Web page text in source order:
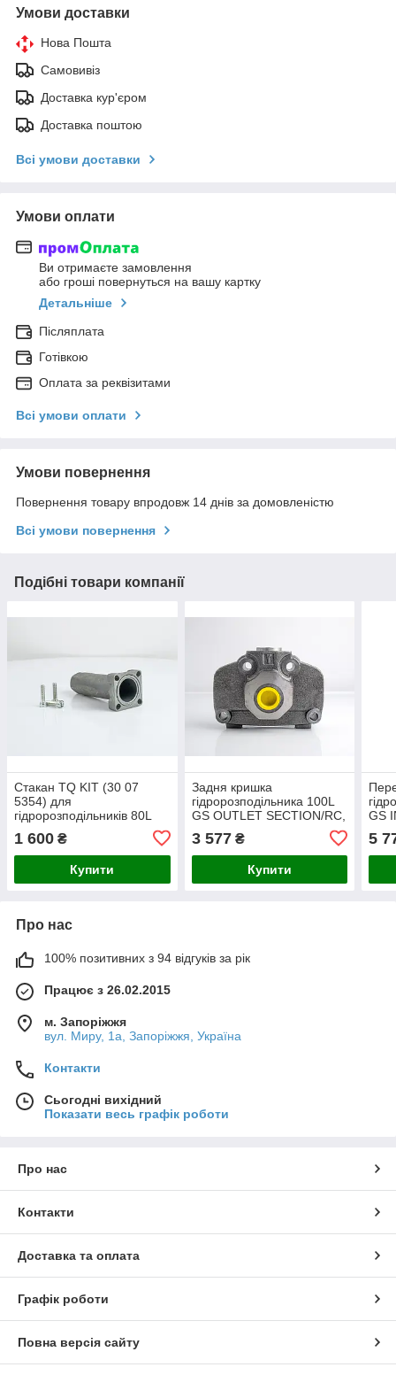
Умови доставки
Нова Пошта
Самовивіз
Доставка кур'єром
Доставка поштою
Всі умови доставки
Умови оплати
Ви отримаєте замовлення
або гроші повернуться на вашу картку
Детальніше
Післяплата
Готівкою
Оплата за реквізитами
Всі умови оплати
Умови повернення
Повернення товару впродовж 14 днів за домовленістю
Всі умови повернення
Подібні товари компанії
Стакан TQ KIT (30 07
5354) для
гідророзподільників 80L
1 600 ₴
Купити
Задня кришка
гідророзподільника 100L
GS OUTLET SECTION/RC,
3 577₴
Купити
GS
5
Про нас
100% позитивних з 94 відгуків за рік
Працює з 26.02.2015
м. Запоріжжя
вул. Миру, 1а, Запоріжжя, Україна
Контакти
Сьогодні вихідний
Показати весь графік роботи
Про нас
Контакти
Доставка та оплата
Графік роботи
Повна версія сайту